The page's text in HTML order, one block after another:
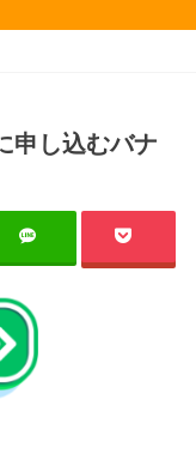
申し込むバナ